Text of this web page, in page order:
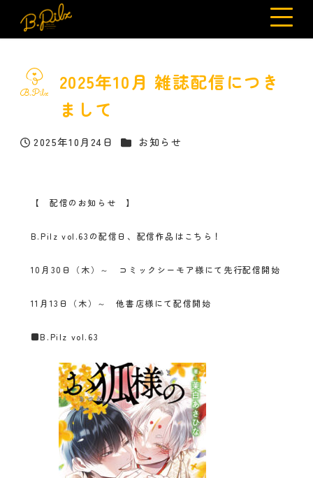
2025年10月 雑誌配信につき
まして
投稿日
2025年10月24日 カテゴリー
お知らせ
【 配信のお知らせ 】
B.Pilz vol.63の配信日、配信作品はこちら！
10月30日（木）～ コミックシーモア様にて先行配信開始
11月13日（木）～ 他書店様にて配信開始
■B.Pilz vol.63